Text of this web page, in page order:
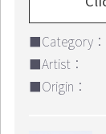
■Category：
■Artist：
■Origin：